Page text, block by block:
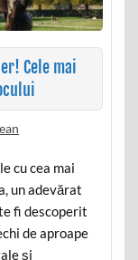
Cele mai
cu cea mai
un adevărat
fi descoperit
de aproape
și